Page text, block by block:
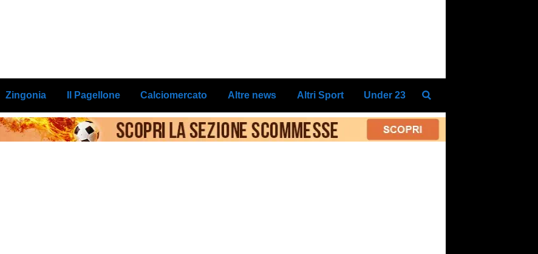
Zingonia Il Pagellone Calciomercato Altre news Altri Sport Under 23